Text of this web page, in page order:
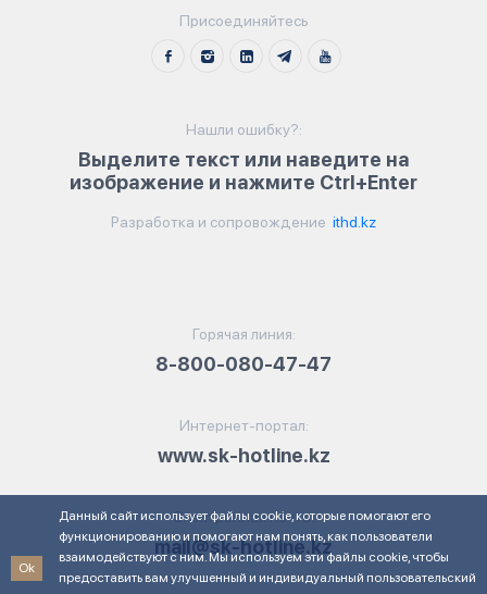
Присоединяйтесь
Нашли ошибку?:
Выделите текст или наведите на
изображение и нажмите Ctrl+Enter
Разработка и сопровождение ithd.kz
Горячая линия:
8-800-080-47-47
Интернет-портал:
www.sk-hotline.kz
Электронная почта:
mail@sk-hotline.kz
Ok
Данный сайт использует файлы cookie, которые помогают его
функционированию и помогают нам понять, как пользователи
взаимодействуют с ним. Мы используем эти файлы cookie, чтобы
предоставить вам улучшенный и индивидуальный пользовательский